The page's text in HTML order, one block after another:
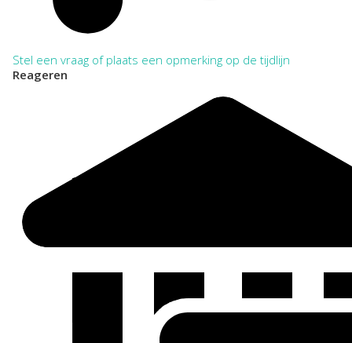
Stel een vraag of plaats een opmerking op de tijdlijn
Reageren